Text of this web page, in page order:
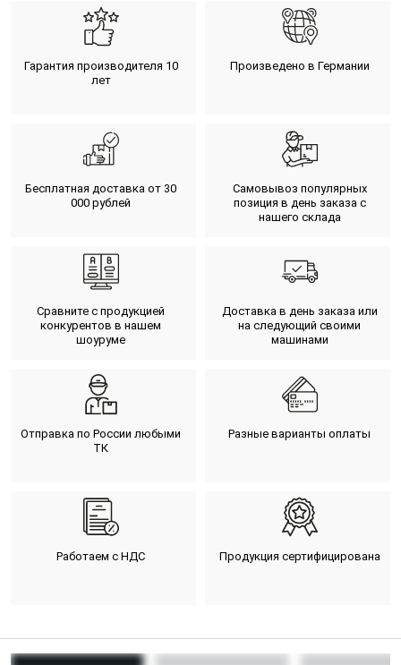
Гарантия производителя 10
лет
Произведено в Германии
Бесплатная доставка от 30
000 рублей
Самовывоз популярных
позиция в день заказа с
нашего склада
Сравните с продукцией
конкурентов в нашем
шоуруме
Доставка в день заказа или
на следующий своими
машинами
Отправка по России любыми
ТК
Разные варианты оплаты
Работаем с НДС Продукция сертифицирована